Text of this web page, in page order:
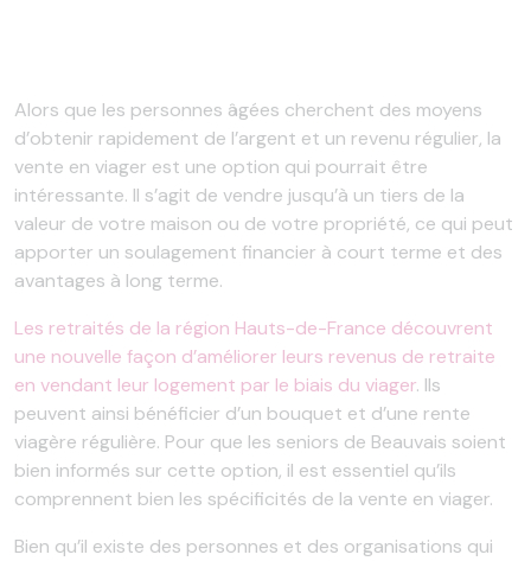
Alors que les personnes âgées cherchent des moyens
d’obtenir rapidement de l’argent et un revenu régulier, la
vente en viager est une option qui pourrait être
intéressante. Il s’agit de vendre jusqu’à un tiers de la
valeur de votre maison ou de votre propriété, ce qui peut
apporter un soulagement financier à court terme et des
avantages à long terme.
Les retraités de la région Hauts-de-France découvrent
une nouvelle façon d’améliorer leurs revenus de retraite
en vendant leur logement par le biais du viager. Ils
peuvent ainsi bénéficier d’un bouquet et d’une rente
viagère régulière. Pour que les seniors de Beauvais soient
bien informés sur cette option, il est essentiel qu’ils
comprennent bien les spécificités de la vente en viager.
Bien qu’il existe des personnes et des organisations qui